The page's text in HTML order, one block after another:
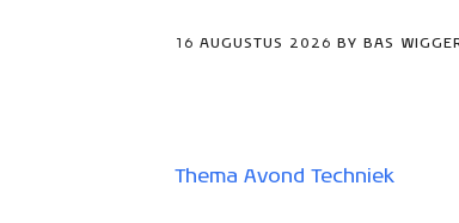
16 AUGUSTUS 2026 BY BAS
Thema Avond Techniek